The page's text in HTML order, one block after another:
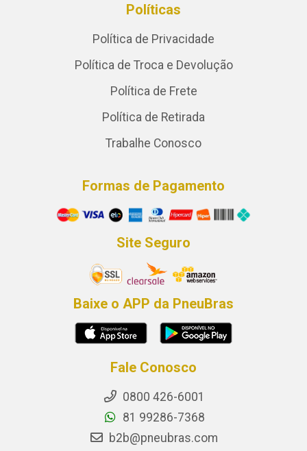
Políticas
Política de Privacidade
Política de Troca e Devolução
Política de Frete
Política de Retirada
Trabalhe Conosco
Formas de Pagamento
Site Seguro
Baixe o APP da PneuBras
Fale Conosco
0800 426-6001
81 99286-7368
b2b@pneubras.com